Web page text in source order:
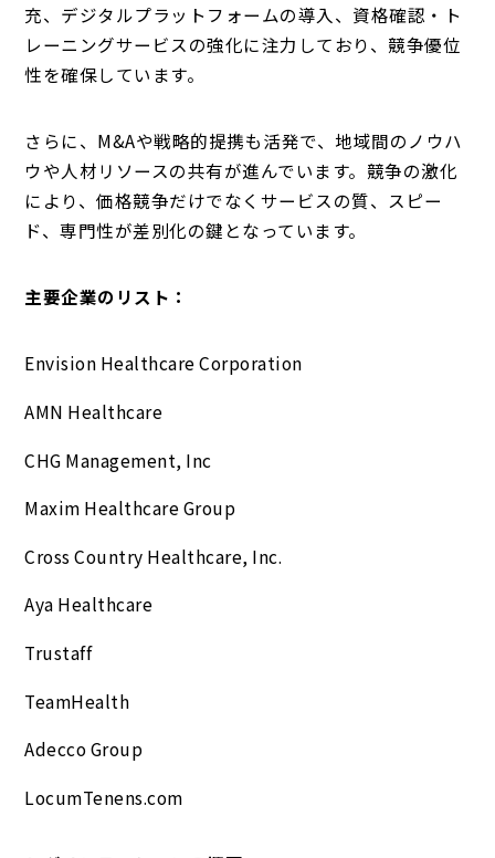
充、デジタルプラットフォームの導入、資格確認・ト
レーニングサービスの強化に注力しており、競争優位
性を確保しています。
さらに、M&Aや戦略的提携も活発で、地域間のノウハ
ウや人材リソースの共有が進んでいます。競争の激化
により、価格競争だけでなくサービスの質、スピー
ド、専門性が差別化の鍵となっています。
主要企業のリスト：
Envision Healthcare Corporation
AMN Healthcare
CHG Management, Inc
Maxim Healthcare Group
Cross Country Healthcare, Inc.
Aya Healthcare
Trustaff
TeamHealth
Adecco Group
LocumTenens.com